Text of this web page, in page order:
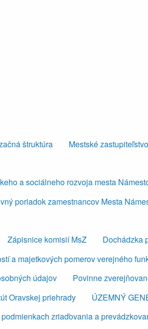
štruktúra Mestské zastupiteľstvo
a sociálneho rozvoja mesta
poriadok zamestnancov Mesta
Zápisnice komisií MsZ
Dochádzka
a majetkových pomerov verejného
údajov Povinne
Oravskej priehrady ÚZEMNÝ
zriaďovania a